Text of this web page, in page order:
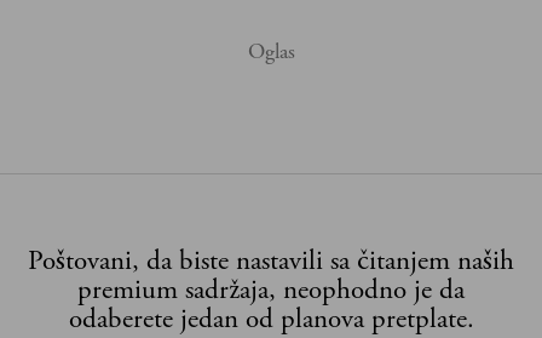
Poštovani, da biste nastavili sa čitanjem naših
premium sadržaja, neophodno je da
odaberete jedan od planova pretplate.